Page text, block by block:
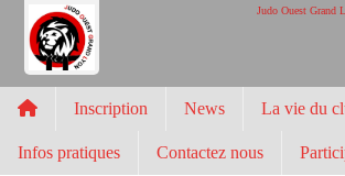
Judo Ouest Grand
Inscription News La vie du
Infos pratiques Contactez nous
Panneau de gestion des cookies